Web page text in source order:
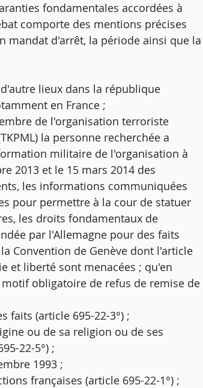
fondamentales accordées à
comporte des mentions précises
mandat d'arrêt, la période ainsi que la
lieux dans la république
en France ;
de l'organisation terroriste
la personne recherchée a
militaire de l'organisation à
2013 et le 15 mars 2014 des
les informations communiquées
pour permettre à la cour de statuer
les droits fondamentaux de
par l'Allemagne pour des faits
Convention de Genève dont l'article
et liberté sont menacées ; qu'en
obligatoire de refus de remise de
faits (article 695-22-3°) ;
ou de sa religion ou de ses
22-5°) ;
1993 ;
françaises (article 695-22-1°) ;